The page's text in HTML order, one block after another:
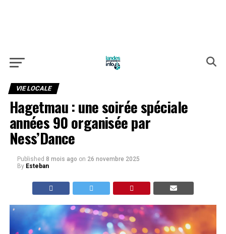
VIE LOCALE
Hagetmau : une soirée spéciale
années 90 organisée par
Ness’Dance
Published 8 mois ago on 26 novembre 2025
By Esteban